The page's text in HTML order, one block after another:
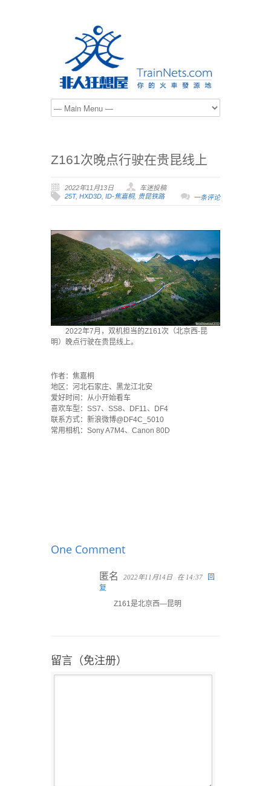
Z161次晚点行驶在贵昆线上
2022年11月13日
车迷投稿
25T, HXD3D, ID-焦嘉桐, 贵昆铁路 一条评论
2022年7月，双机担当的Z161次（北京西-昆
明）晚点行驶在贵昆线上。
作者：焦嘉桐
地区：河北石家庄、黑龙江北安
爱好时间：从小开始看车
喜欢车型：SS7、SS8、DF11、DF4
联系方式：新浪微博@DF4C_5010
常用相机：Sony A7M4、Canon 80D
One Comment
匿名 2022年11月14日 在 14:37
回
复
Z161是北京西—昆明
留言（免注册）